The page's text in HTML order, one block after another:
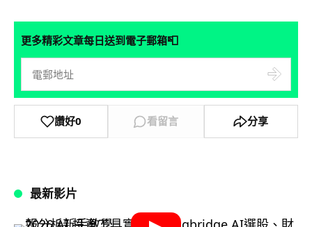
更多精彩文章每日送到電子郵箱📮
讚好0 看留言 分享
最新影片